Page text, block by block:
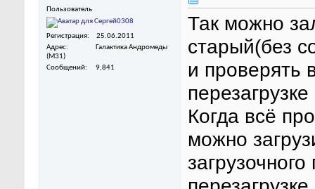
Пользователь
Регистрация
25.06.2011
Адрес
Галактика Андромеды
(M31)
Сообщений
9,841
Так можно
старый(без
и проверять
Когда всё
можно